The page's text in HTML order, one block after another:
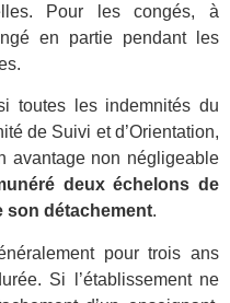
Pour les congés, à
en partie pendant les
toutes les indemnités du
de Suivi et d’Orientation,
avantage non négligeable
deux échelons de
son détachement.
pour trois ans
Si l’établissement ne